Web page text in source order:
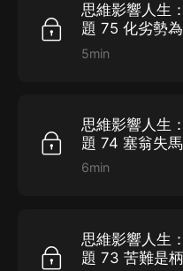
思維影響人生
題 75 化劣勢為
5min
思維影響人生
題 74 塞翁失
6min
思維影響人生
題 73 苦難是